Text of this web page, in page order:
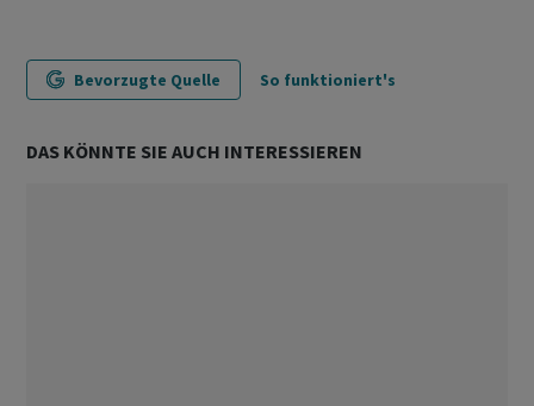
Bevorzugte Quelle So funktioniert's
DAS KÖNNTE SIE AUCH INTERESSIEREN